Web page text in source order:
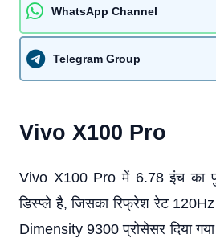
WhatsApp Channel
Telegram Group
Vivo X100 Pro
Vivo X100 Pro में 6.78 इंच का
डिस्प्ले है, जिसका रिफ्रेश रेट
Dimensity 9300 प्रोसेसर दिया